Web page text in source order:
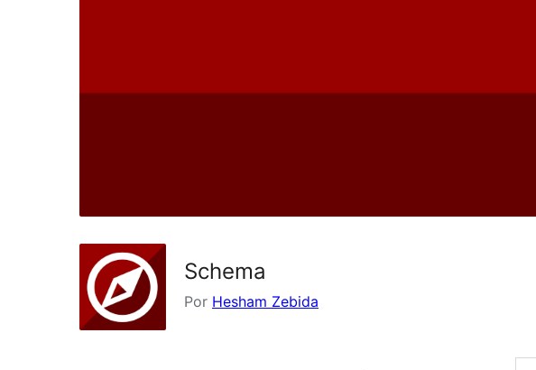
Schema
Por Hesham Zebida